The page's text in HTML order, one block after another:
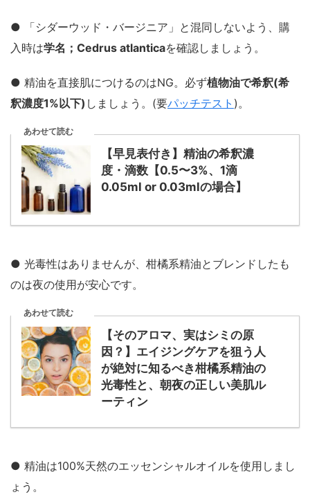
● 「シダーウッド・バージニア」と混同しないよう、購
入時は学名；Cedrus atlanticaを確認しましょう。
● 精油を直接肌につけるのはNG。必ず植物油で希釈(希
釈濃度1%以下) しましょう。(要パッチテスト )。
あわせて読む
【早見表付き】精油の希釈濃
度・滴数【0.5〜3%、1滴
0.05ml or 0.03mlの場合】
● 光毒性はありませんが、柑橘系精油とブレンドしたも
のは夜の使用が安心です。
あわせて読む
【そのアロマ、実はシミの原
因？】エイジングケアを狙う人
が絶対に知るべき柑橘系精油の
光毒性と、朝夜の正しい美肌ル
ーティン
● 精油は100%天然のエッセンシャルオイルを使用しまし
ょう。